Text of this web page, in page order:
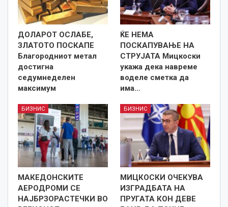
ДОЛАРОТ ОСЛАБЕ,
ЗЛАТОТО ПОСКАПЕ
Благородниот метал
достигна
седумнеделен
максимум
ЌЕ НЕМА
ПОСКАПУВАЊЕ НА
СТРУЈАТА Мицкоски
укажа дека навреме
воделе сметка да
има…
БИЗНИС
МАКЕДОНСКИТЕ
АЕРОДРОМИ СЕ
НАЈБРЗОРАСТЕЧКИ ВО
БИЗНИС
МИЦКОСКИ ОЧЕКУВА
ИЗГРАДБАТА НА
ПРУГАТА КОН ДЕВЕ